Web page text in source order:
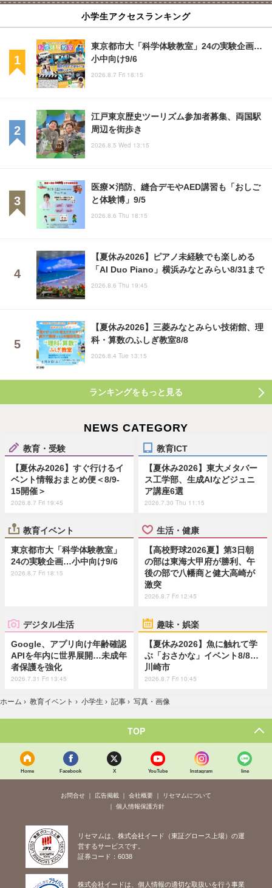
小学生アクセスランキング
東京都市大「科学体験教室」24の実験企画…
小中向け9/6
2026.8.7 Fri 18:15
江戸東京歴史ツーリズム参加者募集、両国駅
周辺を街歩き
2026.8.5 Wed 13:15
医療✕消防、縫合デモやAED講習も「おしご
と体験博」9/5
2026.8.6 Thu 18:15
【夏休み2026】ピアノ未経験でも楽しめる
「AI Duo Piano」横浜みなとみらい8/31まで
2026.8.6 Thu 19:45
【夏休み2026】三菱みなとみらい技術館、理
科・算数のふしぎ教室8/8
2026.8.4 Tue 13:15
ランキングをもっと見る
NEWS CATEGORY
教育・受験
【夏休み2026】すぐ行けるイ
ベント情報おまとめ便＜8/9-
15開催＞
2026.8.7 Fri 19:45
教育ICT
【夏休み2026】東大メタバー
ス工学部、生成AIなどジュニ
ア講座6選
2026.7.30 Thu 11:15
教育イベント
東京都市大「科学体験教室」
24の実験企画…小中向け9/6
2026.8.7 Fri 18:15
生活・健康
【高校野球2026夏】第3日朝
の部は東海大甲府が勝利、午
後の部で八幡商と健大高崎が
激突
2026.8.7 Fri 12:45
デジタル生活
Google、アプリ向け年齢確認
APIを年内に世界展開…未成年
者保護を強化
2026.7.31 Fri 13:45
趣味・娯楽
【夏休み2026】魚に触れて学
ぶ「おさかな」イベント8/8…
川崎市
2026.8.7 Fri 10:45
ホーム › 教育イベント › 小学生 › 記事 › 写真・画像
TOP
Home Facebook X YouTube Instagram line
お問合せ 広告掲載 会社概要
リセマムについて
個人情報保護方針
リセマムは、株式会社イード（東証グロース上場）の運
営するサービスです。
証券コード：6038
株式会社イードは、個人情報の適切な取扱いを行う事業